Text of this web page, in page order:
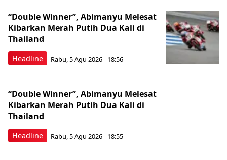
Headline
“Double Winner”, Abimanyu Melesat
Kibarkan Merah Putih Dua Kali di
Thailand
Rabu, 5 Agu 2026 - 18:56
Headline
“Double Winner”, Abimanyu Melesat
Kibarkan Merah Putih Dua Kali di
Thailand
Rabu, 5 Agu 2026 - 18:55